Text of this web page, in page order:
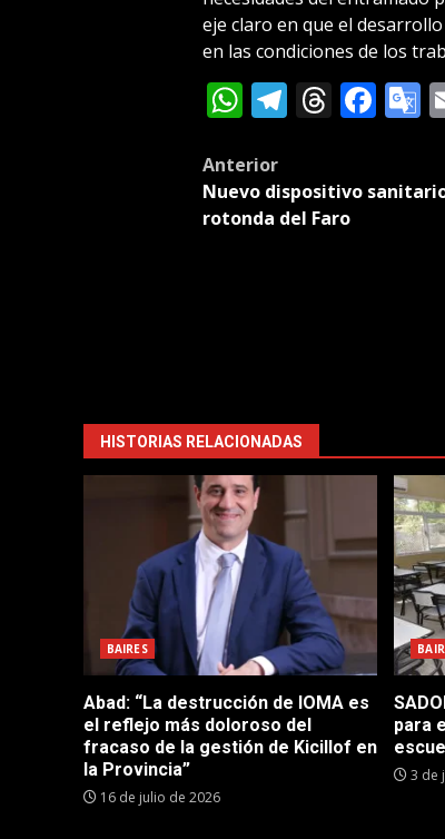
eje claro en que el
en las condiciones de los
WhatsApp
Telegram
Post
navigation
Anterior
Nuevo dispositivo
rotonda del Faro
HISTORIAS RELACIONADAS
BAIRES
Abad: “La destrucción de IOMA es
el reflejo más doloroso del
fracaso de la gestión de Kicillof en
la Provincia”
16 de julio de 2026
para
3 de